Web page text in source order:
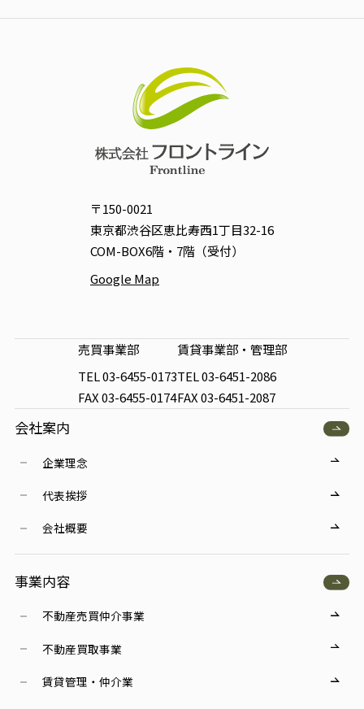
〒150-0021
東京都渋谷区恵比寿西1丁目32-16
COM-BOX6階・7階（受付）
Google Map
売買事業部
TEL 03-6455-0173
FAX 03-6455-0174
賃貸事業部・管理部
TEL 03-6451-2086
FAX 03-6451-2087
会社案内
企業理念
代表挨拶
会社概要
事業内容
不動産売買仲介事業
不動産買取事業
賃貸管理・仲介業